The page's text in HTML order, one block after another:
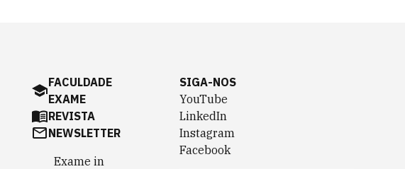
FACULDADE
EXAME
REVISTA
NEWSLETTER
Exame in
SIGA-NOS
YouTube
LinkedIn
Instagram
Facebook